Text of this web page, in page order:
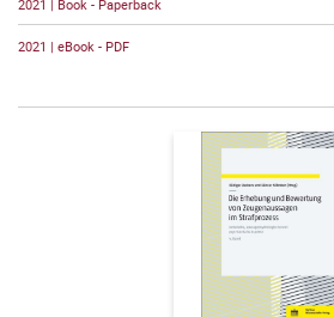
2021 | Book - Paperback
2021 | eBook - PDF